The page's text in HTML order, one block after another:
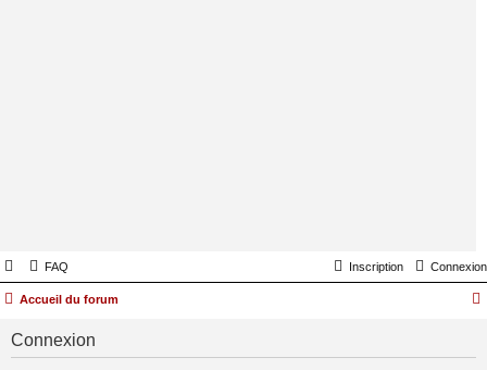
FAQ Connexion
Inscription
Accueil du forum
Connexion